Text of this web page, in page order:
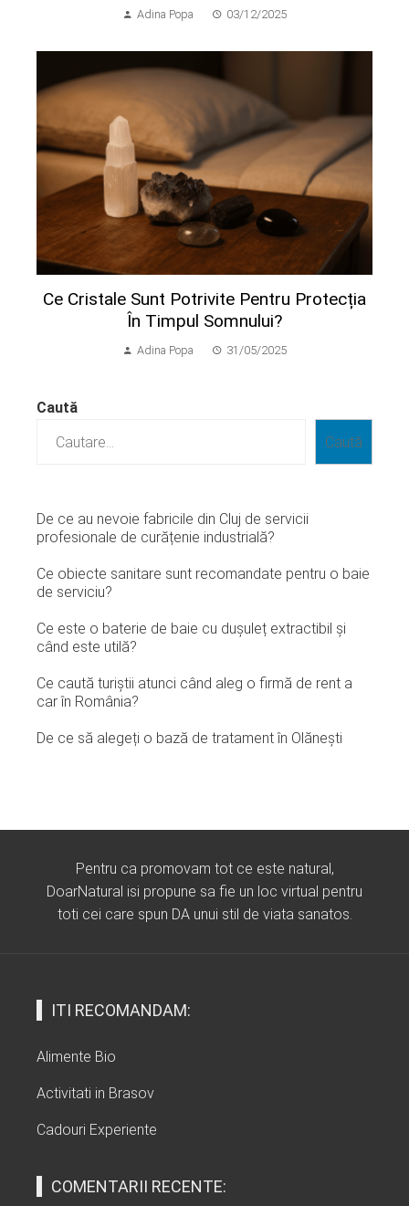
Adina Popa 03/12/2025
Ce Cristale Sunt Potrivite Pentru Protecția
În Timpul Somnului?
Adina Popa 31/05/2025
Caută
Caută
De ce au nevoie fabricile din Cluj de servicii
profesionale de curățenie industrială?
Ce obiecte sanitare sunt recomandate pentru o baie
de serviciu?
Ce este o baterie de baie cu dușuleț extractibil și
când este utilă?
Ce caută turiștii atunci când aleg o firmă de rent a
car în România?
De ce să alegeți o bază de tratament în Olănești
Pentru ca promovam tot ce este natural,
DoarNatural isi propune sa fie un loc virtual pentru
toti cei care spun DA unui stil de viata sanatos.
ITI RECOMANDAM:
Alimente Bio
Activitati in Brasov
Cadouri Experiente
COMENTARII RECENTE: